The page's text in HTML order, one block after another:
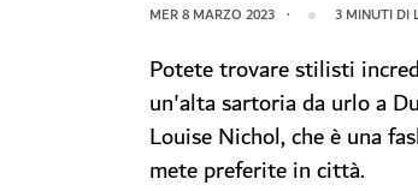
MER 8 MARZO 2023 3 MINUTI DI
Potete trovare stilisti
un'alta sartoria da urlo a
Louise Nichol, che è una
mete preferite in città.